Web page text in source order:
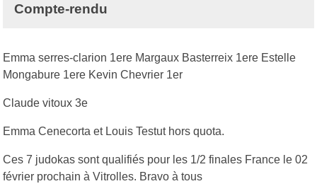
Compte-rendu
Emma serres-clarion 1ere Margaux Basterreix 1ere Estelle
Mongabure 1ere Kevin Chevrier 1er
Claude vitoux 3e
Emma Cenecorta et Louis Testut hors quota.
Ces 7 judokas sont qualifiés pour les 1/2 finales France le 02
février prochain à Vitrolles. Bravo à tous